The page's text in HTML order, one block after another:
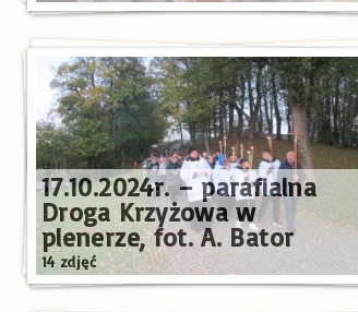
17.10.2024r. – parafialna
Droga Krzyżowa w
plenerze, fot. A. Bator
14 zdjęć